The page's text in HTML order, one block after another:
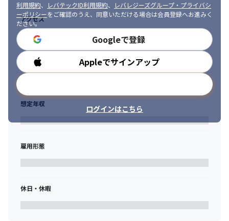
利用規約、 レバテックID利用規約、
レバレジーズグループ・プライバシ
ーポリシーをご確認のうえ、同意いただける場合は会員登録へお進みく
ださい。
Googleで登録
Appleでサインアップ
ログインはこちら
アクセス
勤務時間
想定年収
雇用形態
休日・休暇